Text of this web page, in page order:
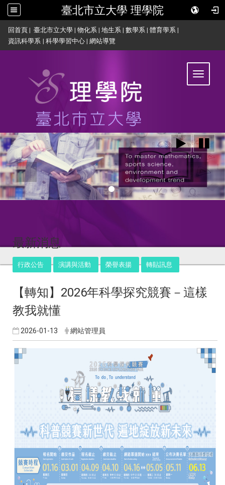
臺北市立大學 理學院
回首頁 | 臺北市立大學 | 物化系 | 地生系 | 數學系 | 體育學系 |
資訊科學系 | 科學學習中心 | 網站導覽
Toggle
最新消息
行政公告 演講與活動 榮譽表揚 轉貼訊息
【轉知】2026年科學探究競賽－這樣
教我就懂
2026-01-13 網站管理員